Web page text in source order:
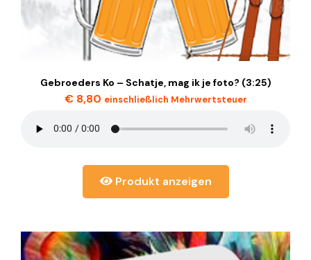
Gebroeders Ko – Schatje, mag ik je foto? (3:25)
€8,80 einschließlich Mehrwertsteuer
Produkt anzeigen